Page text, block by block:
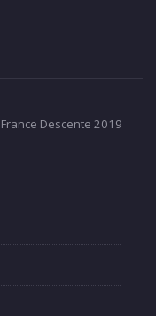
Descente 2019